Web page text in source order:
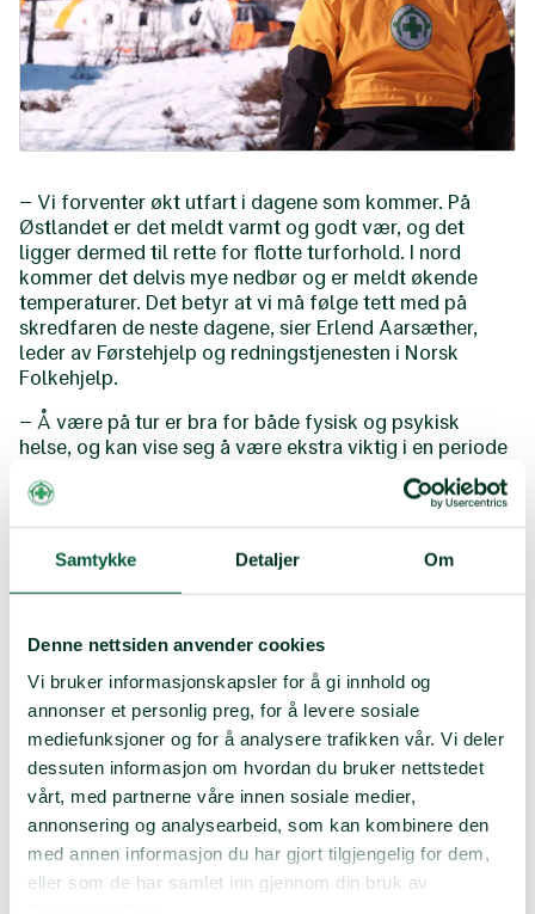
Samtykke Detaljer Om
Denne nettsiden anvender cookies
Vi bruker informasjonskapsler for å gi innhold og
annonser et personlig preg, for å levere sosiale
mediefunksjoner og for å analysere trafikken vår. Vi deler
dessuten informasjon om hvordan du bruker nettstedet
vårt, med partnerne våre innen sosiale medier,
annonsering og analysearbeid, som kan kombinere den
med annen informasjon du har gjort tilgjengelig for dem,
eller som de har samlet inn gjennom din bruk av
– Vi forventer økt utfart i dagene som kommer. På
Østlandet er det meldt varmt og godt vær, og det
ligger dermed til rette for flotte turforhold. I nord
kommer det delvis mye nedbør og er meldt økende
temperaturer. Det betyr at vi må følge tett med på
skredfaren de neste dagene, sier Erlend Aarsæther,
leder av Førstehjelp og redningstjenesten i Norsk
Folkehjelp.
– Å være på tur er bra for både fysisk og psykisk
helse, og kan vise seg å være ekstra viktig i en periode
som er vanskelig for mange. Vi oppfordrer derfor folk
til å komme seg ut på tur, men å velge enkle turer i
nærområdet uten for stor risiko for uhell eller skader,
sier Aarsæther.
Han minner også om at folk må fortsette å holde seg
mye folk når alle har fri og ønsker å dra på tur. Det er
svært viktig at alle fortsetter å følge
helsemyndighetenes anbefalinger om å holde avstand
og unngå unødvendig kontakt med andre, og ikke
minst god håndhygiene, sier Aarsæther.
I løpet av de siste ukene har frivillige i Norsk Folkehjelp
hatt over 160 oppdrag over hele landet i forbindelse
med koronaviruset. Denne beredskapen fortsetter også